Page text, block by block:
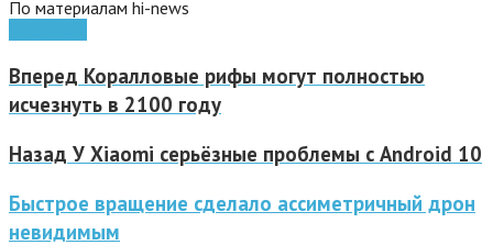
По материалам hi-news
Вперед Коралловые рифы могут полностью
исчезнуть в 2100 году
Назад У Xiaomi серьёзные проблемы с Android 10
Быстрое вращение сделало ассиметричный дрон
невидимым